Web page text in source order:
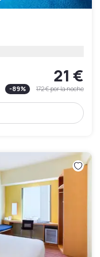
21 €
-89% 172 €por la noche